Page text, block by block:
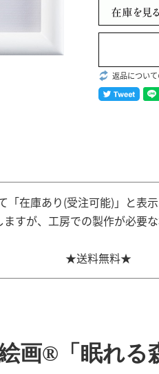
返品につい
在庫あり(受注可能)」と表示
すが、工房での製作が必要
★送料無料★
画®「眠れる